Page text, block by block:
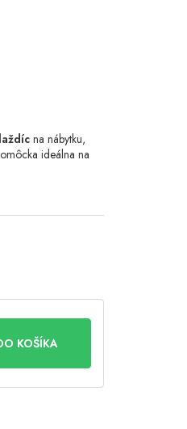
KOŠÍKA
na nábytku,
ideálna na